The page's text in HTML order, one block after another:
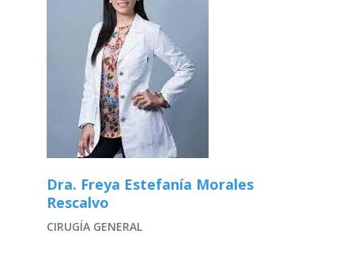
Dra. Freya Estefanía Morales
Rescalvo
CIRUGÍA GENERAL